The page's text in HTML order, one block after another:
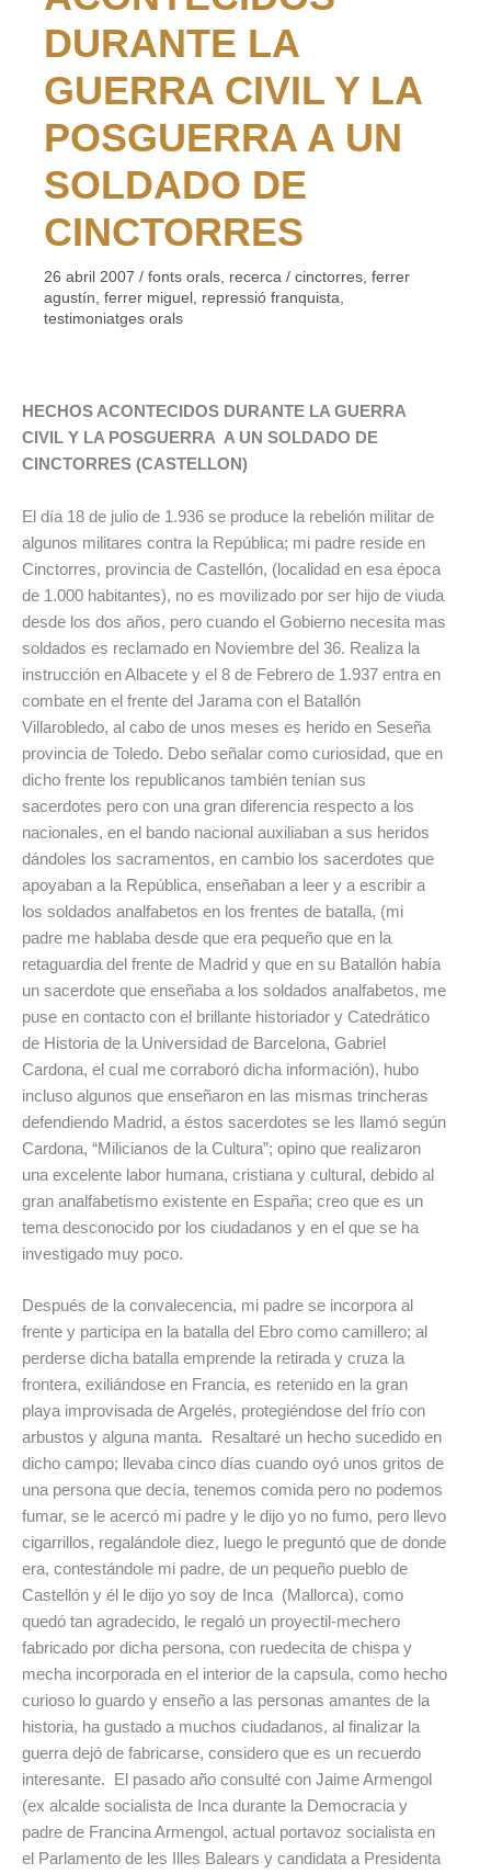
DURANTE LA
GUERRA CIVIL Y LA
POSGUERRA A UN
SOLDADO DE
CINCTORRES
26 abril 2007 / fonts orals, recerca / cinctorres, ferrer
agustín, ferrer miguel , repressió franquista,
testimoniatges orals
HECHOS ACONTECIDOS DURANTE LA GUERRA
CIVIL Y LA POSGUERRA A UN SOLDADO DE
CINCTORRES (CASTELLON)
El día 18 de julio de 1.936 se produce la rebelión militar de
algunos militares contra la República; mi padre reside en
Cinctorres, provincia de Castellón, (localidad en esa época
de 1.000 habitantes), no es movilizado por ser hijo de viuda
desde los dos años, pero cuando el Gobierno necesita mas
soldados es reclamado en Noviembre del 36. Realiza la
instrucción en Albacete y el 8 de Febrero de 1.937 entra en
combate en el frente del Jarama con el Batallón
Villarobledo, al cabo de unos meses es herido en Seseña
provincia de Toledo. Debo señalar como curiosidad, que en
dicho frente los republicanos también tenían sus
sacerdotes pero con una gran diferencia respecto a los
nacionales, en el bando nacional auxiliaban a sus heridos
dándoles los sacramentos, en cambio los sacerdotes que
apoyaban a la República, enseñaban a leer y a escribir a
los soldados analfabetos en los frentes de batalla, (mi
padre me hablaba desde que era pequeño que en la
retaguardia del frente de Madrid y que en su Batallón había
un sacerdote que enseñaba a los soldados analfabetos, me
puse en contacto con el brillante historiador y Catedrático
de Historia de la Universidad de Barcelona, Gabriel
Cardona, el cual me corraboró dicha información), hubo
incluso algunos que enseñaron en las mismas trincheras
defendiendo Madrid, a éstos sacerdotes se les llamó según
Cardona, “Milicianos de la Cultura”; opino que realizaron
una excelente labor humana, cristiana y cultural, debido al
gran analfabetismo existente en España; creo que es un
tema desconocido por los ciudadanos y en el que se ha
investigado muy poco.
Después de la convalecencia, mi padre se incorpora al
frente y participa en la batalla del Ebro como camillero; al
perderse dicha batalla emprende la retirada y cruza la
frontera, exiliándose en Francia, es retenido en la gran
playa improvisada de Argelés, protegiéndose del frío con
arbustos y alguna manta. Resaltaré un hecho sucedido en
dicho campo; llevaba cinco días cuando oyó unos gritos de
una persona que decía, tenemos comida pero no podemos
fumar, se le acercó mi padre y le dijo yo no fumo, pero llevo
cigarrillos, regalándole diez, luego le preguntó que de donde
era, contestándole mi padre, de un pequeño pueblo de
Castellón y él le dijo yo soy de Inca (Mallorca), como
quedó tan agradecido, le regaló un proyectil-mechero
fabricado por dicha persona, con ruedecita de chispa y
mecha incorporada en el interior de la capsula, como hecho
curioso lo guardo y enseño a las personas amantes de la
historia, ha gustado a muchos ciudadanos, al finalizar la
guerra dejó de fabricarse, considero que es un recuerdo
interesante. El pasado año consulté con Jaime Armengol
(ex alcalde socialista de Inca durante la Democracia y
padre de Francina Armengol, actual portavoz socialista en
el Parlamento de les Illes Balears y candidata a Presidenta